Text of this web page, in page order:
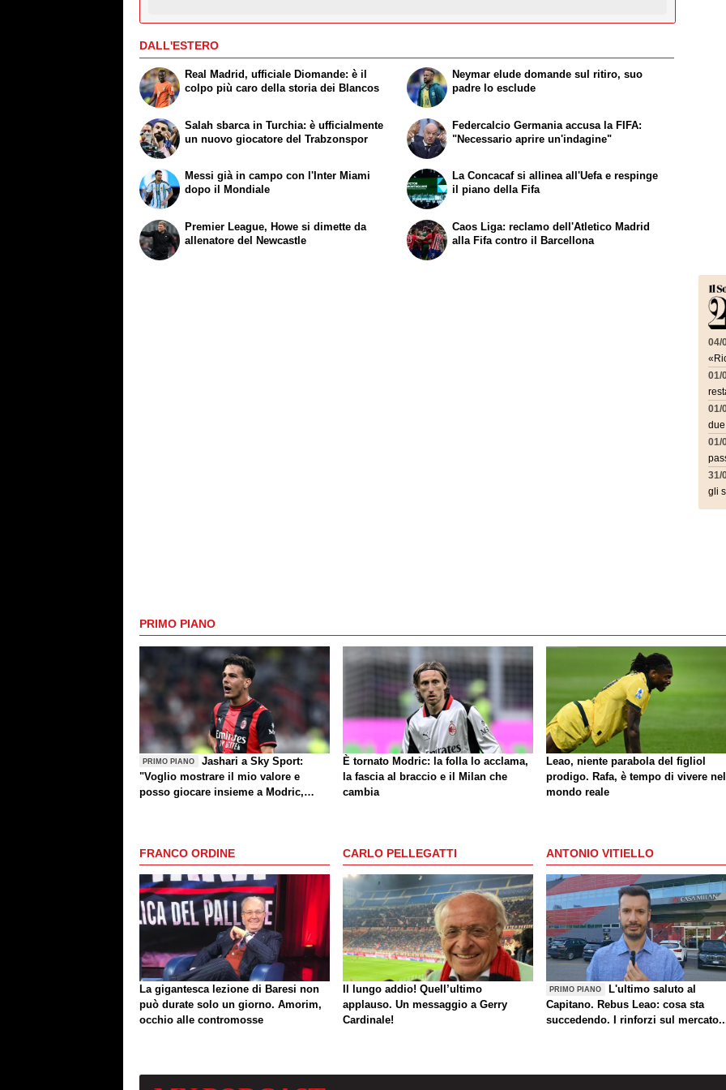
DALL'ESTERO
Real Madrid, ufficiale Diomande: è il
colpo più caro della storia dei Blancos
Salah sbarca in Turchia: è ufficialmente
un nuovo giocatore del Trabzonspor
Neymar elude domande sul ritiro, suo
padre lo esclude
Federcalcio Germania accusa la FIFA:
"Necessario aprire un'indagine"
Messi già in campo con l'Inter Miami
dopo il Mondiale
Premier League, Howe si dimette da
allenatore del Newcastle
La Concacaf si allinea all'Uefa e respinge
il piano della Fifa
Caos Liga: reclamo dell'Atletico Madrid
alla Fifa contro il Barcellona
04/
01/
01/
01/
31/
gli
PRIMO PIANO
PRIMO PIANO
Jashari a Sky Sport:
"Voglio mostrare il mio valore e
posso giocare insieme a Modric,
È tornato Modric: la folla lo acclama,
la fascia al braccio e il Milan che
cambia
Leao, niente parabola del figliol
prodigo. Rafa, è tempo di vivere nel
mondo reale
FRANCO ORDINE
La gigantesca lezione di Baresi non
può durate solo un giorno. Amorim,
occhio alle contromosse
CARLO PELLEGATTI
Il lungo addio! Quell’ultimo
applauso. Un messaggio a Gerry
Cardinale!
ANTONIO VITIELLO
PRIMO PIANO
L'ultimo saluto al
Capitano. Rebus Leao: cosa sta
succedendo. I rinforzi sul